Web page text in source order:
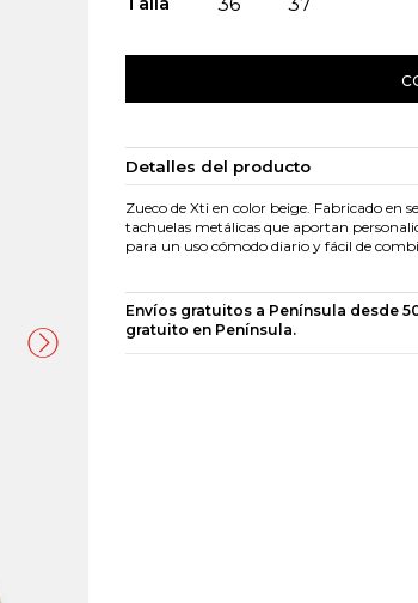
Detalles del producto
Zueco de Xti en color beige. Fabricado en
tachuelas metálicas que aportan
para un uso cómodo diario y fácil de
Envíos gratuitos a Península desde
gratuito en Península.